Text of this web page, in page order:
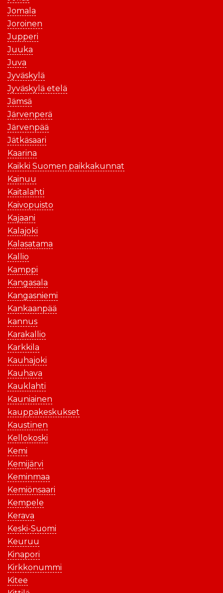
Jomala
Joroinen
Jupperi
Juuka
Juva
Jyväskylä
Jyväskylä etelä
Jämsä
Järvenperä
Järvenpää
Jätkäsaari
Kaarina
Kaikki Suomen paikkakunnat
Kainuu
Kaitalahti
Kaivopuisto
Kajaani
Kalajoki
Kalasatama
Kallio
Kamppi
Kangasala
Kangasniemi
Kankaanpää
kannus
Karakallio
Karkkila
Kauhajoki
Kauhava
Kauklahti
Kauniainen
kauppakeskukset
Kaustinen
Kellokoski
Kemi
Kemijärvi
Keminmaa
Kemiönsaari
Kempele
Kerava
Keski-Suomi
Keuruu
Kinapori
Kirkkonummi
Kitee